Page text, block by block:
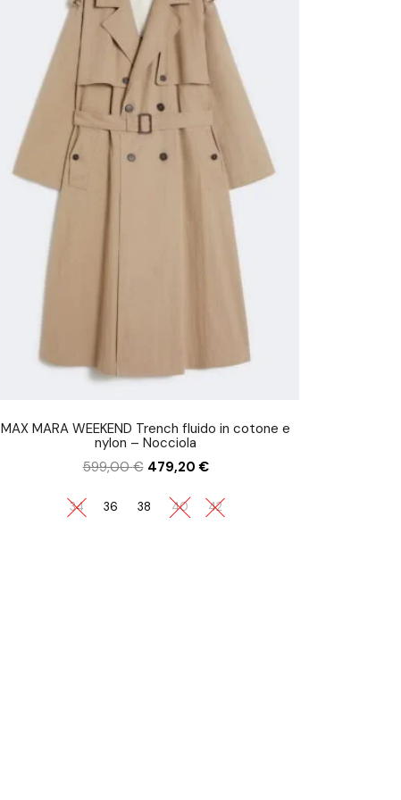
MAX MARA WEEKEND Trench fluido in cotone e
nylon – Nocciola
599,00€ 479,20€
34 36 38 40 42